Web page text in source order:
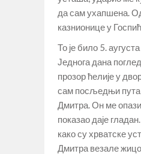
да сам ухапшена.
казнионице у
То је било 5.
Једнога дана
прозор ћелије у
сам посљедњи пута
Дмитра. Он ме
показао даје
како су хрватске
Дмитра везале